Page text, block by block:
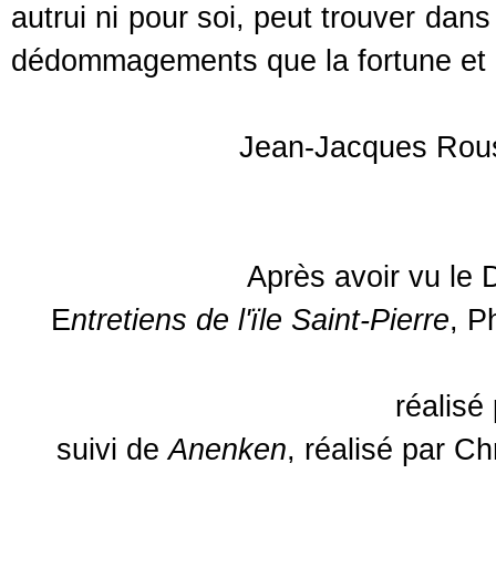
autrui ni pour soi, peut trouver
dédommagements que la fortune
Jean-Jacques
Après avoir vu le
Entretiens de l'ïle Saint-Pierre,
réalisé
suivi deAnenken, réalisé par